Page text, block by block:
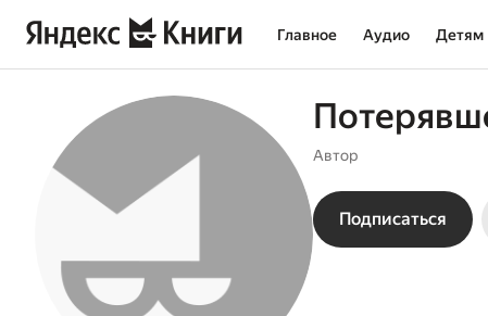
Главное Аудио Детям
Автор
Подписаться